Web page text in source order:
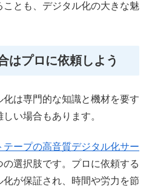
とも、デジタル化の大きな魅
はプロに依頼しよう
は専門的な知識と機材を要す
い場合もあります。
テープの高音質デジタル化サー
選択肢です。プロに依頼する
が保証され、時間や労力を節